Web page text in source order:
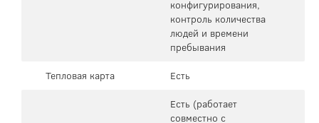
конфигурирования,
контроль количества
людей и времени
пребывания
Тепловая карта
Есть
Есть (работает
совместно с